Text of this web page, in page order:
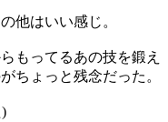
他はいい感じ。
もってるあの技を鍛え
ちょっと残念だった。